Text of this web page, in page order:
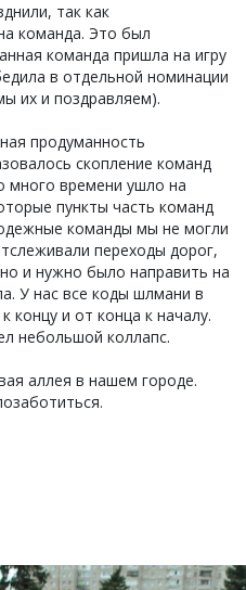
так как
команда. Это был
команда пришла на игру
в отдельной номинации
их и поздравляем).
продуманность
скопление команд
много времени ушло на
пункты часть команд
команды мы не могли
переходы дорог,
и нужно было направить на
У нас все коды шлмани в
концу и от конца к началу.
небольшой коллапс.
аллея в нашем городе.